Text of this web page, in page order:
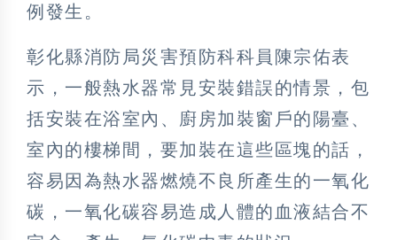
例發生。
彰化縣消防局災害預防科科員陳宗佑表
示，一般熱水器常見安裝錯誤的情景，包
括安裝在浴室內、廚房加裝窗戶的陽臺、
室內的樓梯間，要加裝在這些區塊的話，
容易因為熱水器燃燒不良所產生的一氧化
碳，一氧化碳容易造成人體的血液結合不